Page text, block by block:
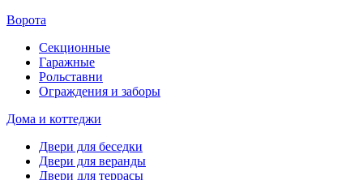
Ворота
Секционные
Гаражные
Рольставни
Ограждения и заборы
Дома и коттеджи
Двери для беседки
Двери для веранды
Двери для террасы